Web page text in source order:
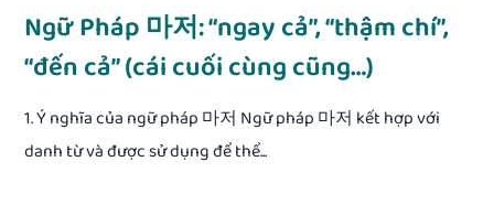
Ngữ Pháp 마저: “ngay cả”, “thậm chí”,
“đến cả” (cái cuối cùng cũng…)
1. Ý nghĩa của ngữ pháp 마저 Ngữ pháp 마저 kết hợp với
danh từ và được sử dụng để thể...